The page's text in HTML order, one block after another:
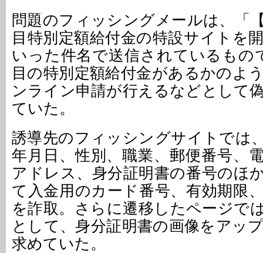
問題のフィッシングメールは、「
目特別定額給付金の特設サイトを
いった件名で送信されているもの
目の特別定額給付金があるかのよ
ンライン申請が行えるなどとして
ていた。
誘導先のフィッシングサイトでは
年月日、性別、職業、郵便番号、
アドレス、身分証明書の番号のほ
て入金用のカード番号、有効期限
を詐取。さらに遷移したページで
として、身分証明書の画像をアッ
求めていた。